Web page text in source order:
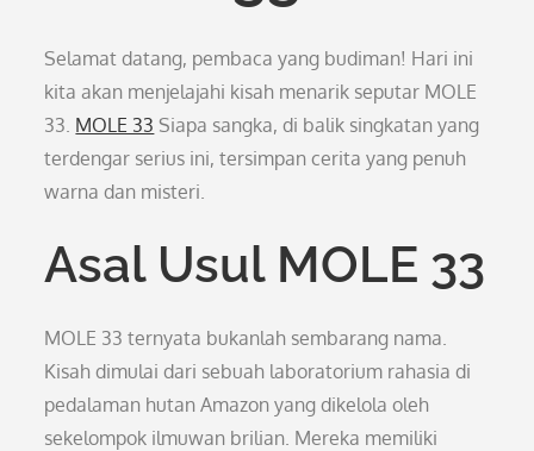
Selamat datang, pembaca yang budiman! Hari ini
kita akan menjelajahi kisah menarik seputar MOLE
33. MOLE 33 Siapa sangka, di balik singkatan yang
terdengar serius ini, tersimpan cerita yang penuh
warna dan misteri.
Asal Usul MOLE 33
MOLE 33 ternyata bukanlah sembarang nama.
Kisah dimulai dari sebuah laboratorium rahasia di
pedalaman hutan Amazon yang dikelola oleh
sekelompok ilmuwan brilian. Mereka memiliki